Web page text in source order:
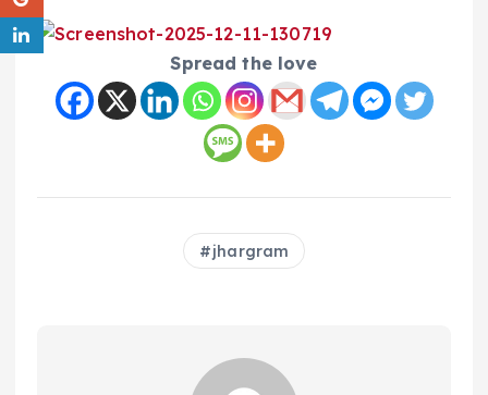
Spread the love
jhargram